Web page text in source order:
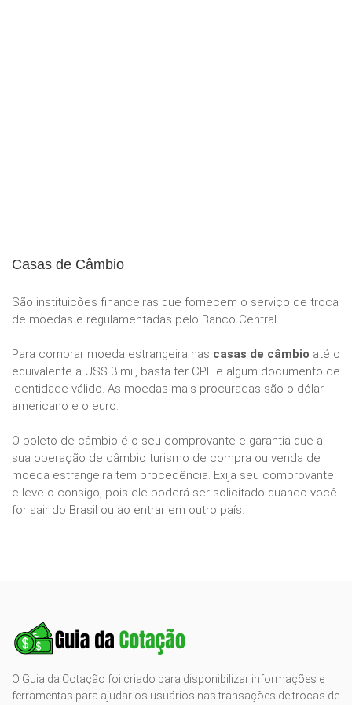
Casas de Câmbio
São instituicões financeiras que fornecem o serviço de troca
de moedas e regulamentadas pelo Banco Central.
Para comprar moeda estrangeira nas casas de câmbio até o
equivalente a US$ 3 mil, basta ter CPF e algum documento de
identidade válido. As moedas mais procuradas são o dólar
americano e o euro.
O boleto de câmbio é o seu comprovante e garantia que a
sua operação de câmbio turismo de compra ou venda de
moeda estrangeira tem procedência. Exija seu comprovante
e leve-o consigo, pois ele poderá ser solicitado quando você
for sair do Brasil ou ao entrar em outro país.
O Guia da Cotação foi criado para disponibilizar informações e
ferramentas para ajudar os usuários nas transações de trocas de